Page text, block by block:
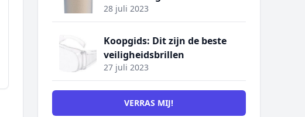
28 juli 2023
Koopgids: Dit zijn de beste
veiligheidsbrillen
27 juli 2023
VERRAS MIJ!